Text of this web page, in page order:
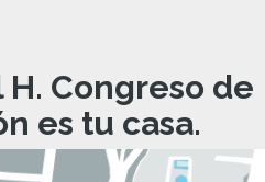
Congreso de
es tu casa.